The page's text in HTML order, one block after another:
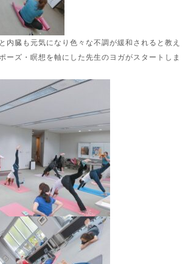
内臓も元気になり色々な不調が緩和されると教え
ーズ・瞑想を軸にした先生のヨガがスタートしま